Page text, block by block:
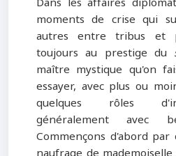
moments de crise qui
autres entre tribus et
toujours au prestige du
maître mystique qu'on
essayer, avec plus ou
quelques rôles
généralement avec
Commençons d'abord